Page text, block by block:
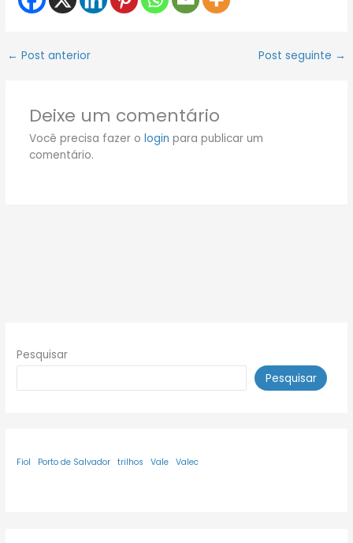
← Post anterior Post seguinte →
Deixe um comentário
Você precisa fazer o login para publicar um
comentário.
Pesquisar
Pesquisar
Fiol Porto de Salvador trilhos Vale Valec